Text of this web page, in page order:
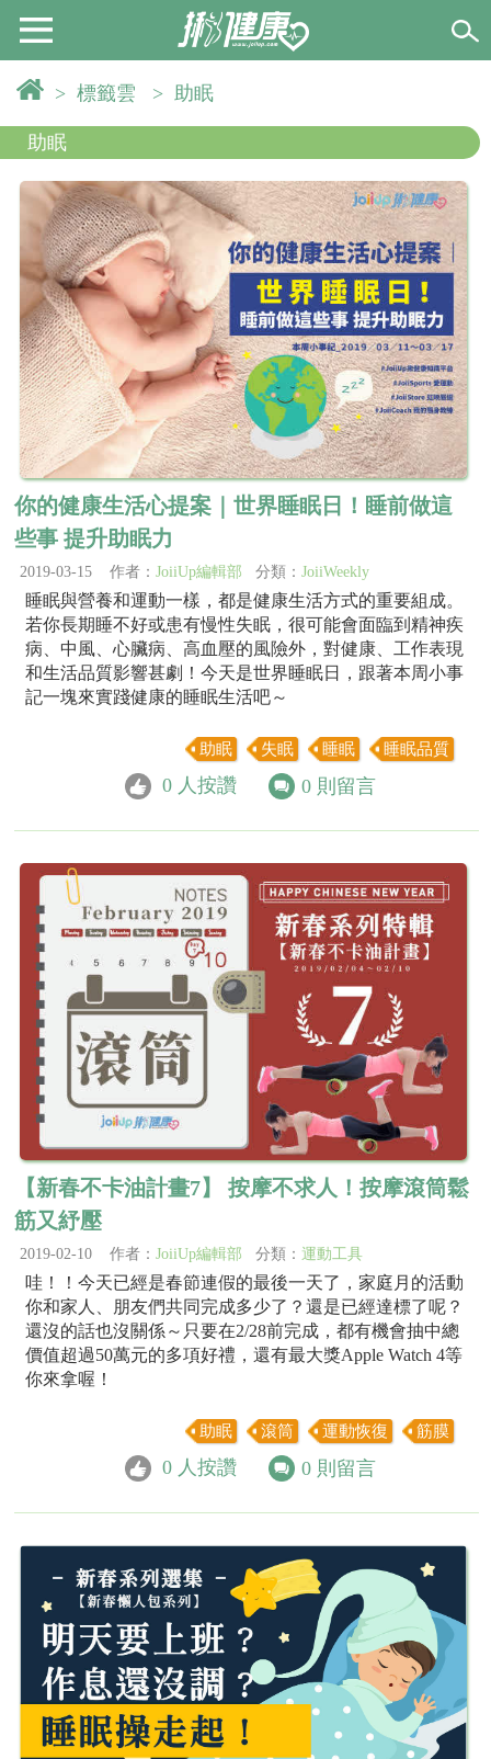
> 標籤雲 > 助眠
助眠
你的健康生活心提案｜世界睡眠日！睡前做這
些事 提升助眠力
2019-03-15 作者： JoiiUp編輯部 分類： JoiiWeekly
睡眠與營養和運動一樣，都是健康生活方式的重要組成。
若你長期睡不好或患有慢性失眠，很可能會面臨到精神疾
病、中風、心臟病、高血壓的風險外，對健康、工作表現
和生活品質影響甚劇！今天是世界睡眠日，跟著本周小事
記一塊來實踐健康的睡眠生活吧～
助眠 失眠 睡眠 睡眠品質
0 人按讚 0 則留言
【新春不卡油計畫7】 按摩不求人！按摩滾筒鬆
筋又紓壓
2019-02-10 作者： JoiiUp編輯部 分類： 運動工具
哇！！今天已經是春節連假的最後一天了，家庭月的活動
你和家人、朋友們共同完成多少了？還是已經達標了呢？
還沒的話也沒關係～只要在2/28前完成，都有機會抽中總
價值超過50萬元的多項好禮，還有最大獎Apple Watch 4等
你來拿喔！
助眠 滾筒 運動恢復 筋膜
0 人按讚 0 則留言